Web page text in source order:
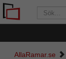
AllaRamar.se